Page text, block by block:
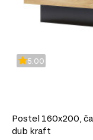
5.00
Postel 160x200,
dub kraft